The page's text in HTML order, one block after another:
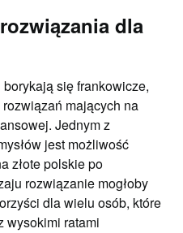
dla
się frankowicze,
mających na
Jednym z
jest możliwość
złote polskie po
rozwiązanie mogłoby
dla wielu osób, które
wysokimi ratami